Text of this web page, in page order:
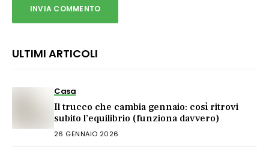
ULTIMI ARTICOLI
Casa
Il trucco che cambia gennaio: così ritrovi
subito l’equilibrio (funziona davvero)
26 GENNAIO 2026